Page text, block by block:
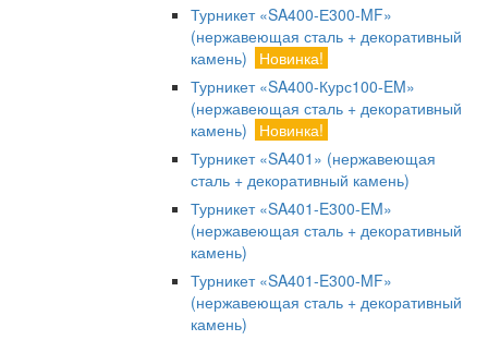
Турникет «SA400-Е300-MF»
(нержавеющая сталь + декоративный
камень)
Новинка!
Турникет «SA400-Курс100-EM»
(нержавеющая сталь + декоративный
камень)
Новинка!
Турникет «SA401» (нержавеющая
сталь + декоративный камень)
Турникет «SA401-E300-EM»
(нержавеющая сталь + декоративный
камень)
Турникет «SA401-E300-MF»
(нержавеющая сталь + декоративный
камень)